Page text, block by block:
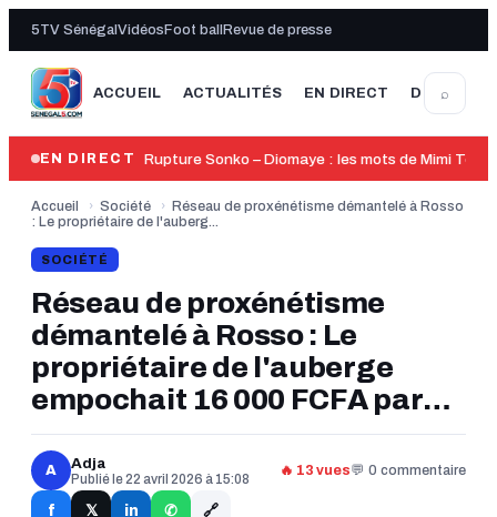
5TV Sénégal Vidéos Foot ball Revue de presse
ACCUEIL ACTUALITÉS EN DIRECT DERNIÈRE
⌕
EN DIRECT
14:05 Rupture Sonko – Diomaye : les mots de Mimi Touré
Accueil › Société › Réseau de proxénétisme démantelé à Rosso
: Le propriétaire de l'auberg...
SOCIÉTÉ
Réseau de proxénétisme
démantelé à Rosso : Le
propriétaire de l'auberge
empochait 16 000 FCFA par
jour et par femme
A Adja
Publié le 22 avril 2026 à 15:08
🔥 13 vues💬 0 commentaire
f 𝕏 in ✆ 🔗